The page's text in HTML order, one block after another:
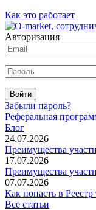
Как это работает
Авторизация
Войти
Забыли пароль?
Реферальная
Блог
24.07.2026
Преимущества
17.07.2026
Преимущества
07.07.2026
Как попасть в
Все статьи